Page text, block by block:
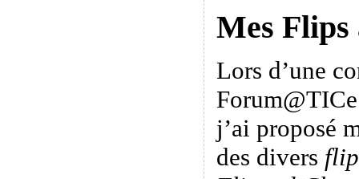
Mes Flips
Lors d’une
j’ai proposé
des divers